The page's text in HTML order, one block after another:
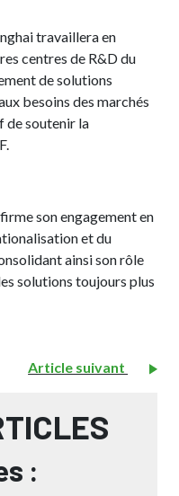
travaillera en
centres de R&D du
de solutions
besoins des marchés
de soutenir la
son engagement en
et du
ainsi son rôle
solutions toujours plus
Article suivant
: